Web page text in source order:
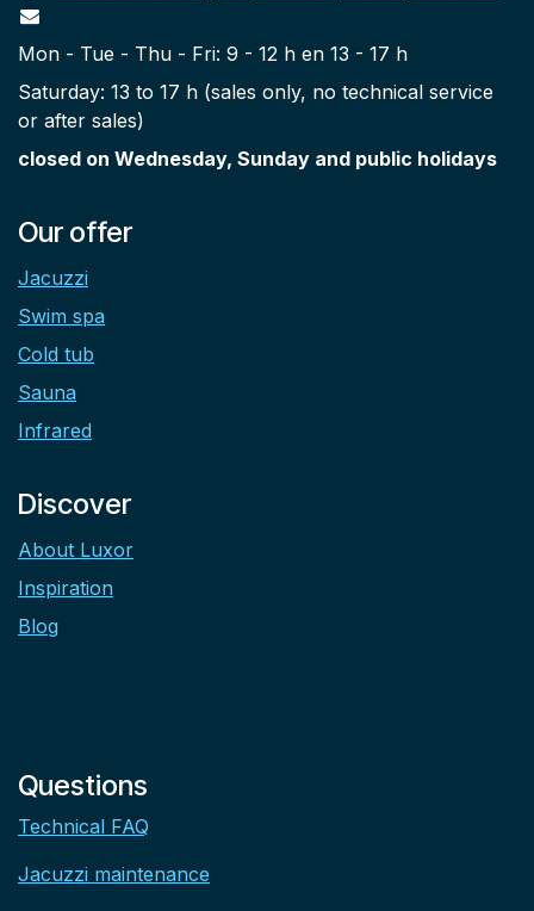
Mon - Tue - Thu - Fri: 9 - 12 h en 13 - 17 h
Saturday: 13 to 17 h (sales only, no technical service
or after sales)
closed on Wednesday, Sunday and public holidays
Our offer
Jacuzzi
Swim spa
Cold tub
Sauna
Infrared
Discover
About Luxor
Inspiration
Blog
Questions
Technical FAQ
Jacuzzi maintenance